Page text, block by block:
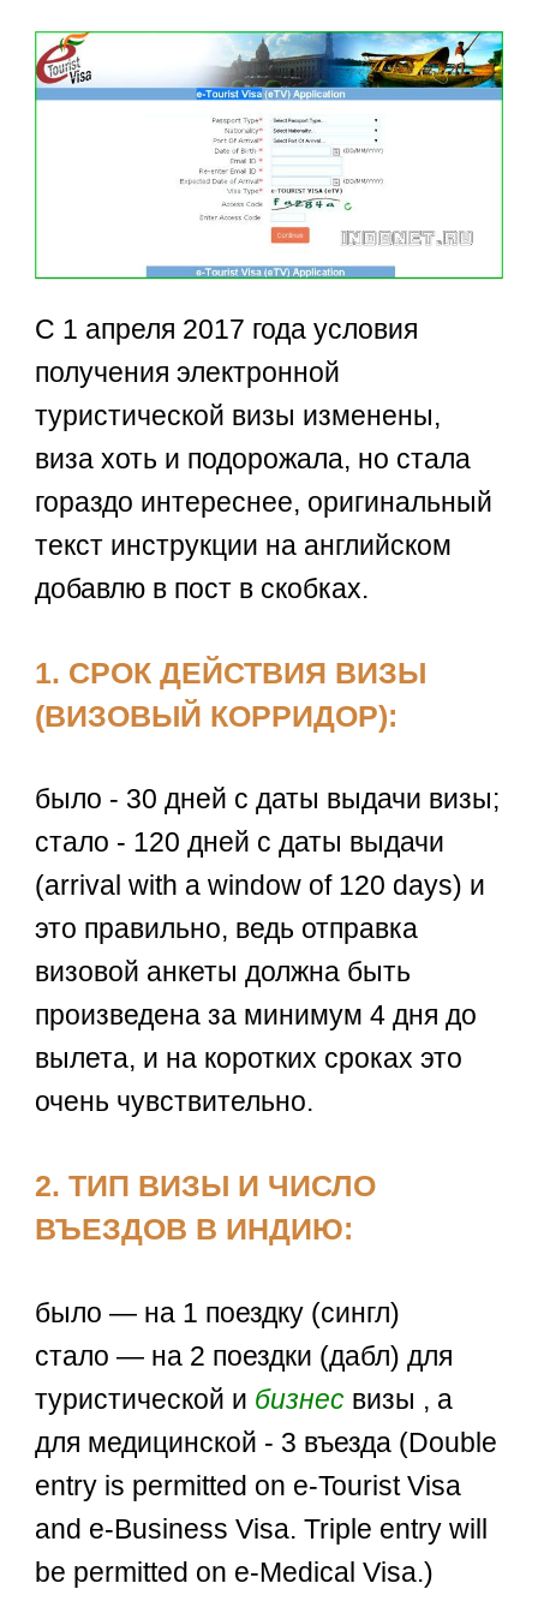
С 1 апреля 2017 года условия
получения электронной
туристической визы изменены,
виза хоть и подорожала, но стала
гораздо интереснее, оригинальный
текст инструкции на английском
добавлю в пост в скобках.
1. СРОК ДЕЙСТВИЯ ВИЗЫ
(ВИЗОВЫЙ КОРРИДОР):
было - 30 дней с даты выдачи визы;
стало - 120 дней с даты выдачи
(arrival with a window of 120 days) и
это правильно, ведь отправка
визовой анкеты должна быть
произведена за минимум 4 дня до
вылета, и на коротких сроках это
очень чувствительно.
2. ТИП ВИЗЫ И ЧИСЛО
ВЪЕЗДОВ В ИНДИЮ:
было — на 1 поездку (сингл)
стало — на 2 поездки (дабл) для
туристической и бизнес визы , а
для медицинской - 3 въезда (Double
entry is permitted on e-Tourist Visa
and e-Business Visa. Triple entry will
be permitted on e-Medical Visa.)